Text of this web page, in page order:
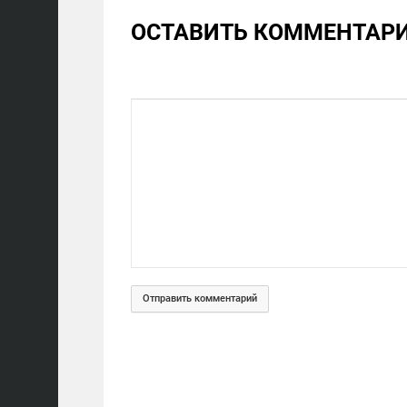
ОСТАВИТЬ
Отправить комментарий